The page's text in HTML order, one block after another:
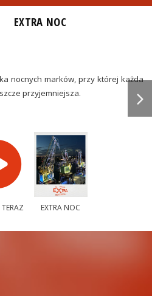
EXTRA NOC
nocnych marków, przy której każda
przyjemniejsza.
EXTRA NOC